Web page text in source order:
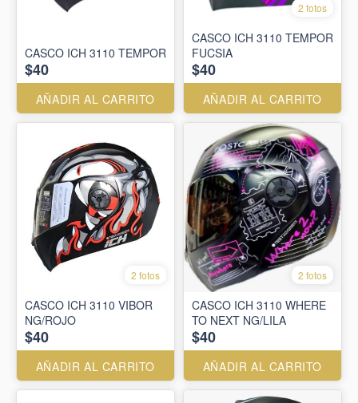
CASCO ICH 3110 TEMPOR
$40
AÑADIR AL CARRITO
2 fotos
CASCO ICH 3110 TEMPOR
FUCSIA
$40
AÑADIR AL CARRITO
2 fotos
CASCO ICH 3110 VIBOR
NG/ROJO
$40
AÑADIR AL CARRITO
2 fotos
CASCO ICH 3110 WHERE
TO NEXT NG/LILA
$40
AÑADIR AL CARRITO